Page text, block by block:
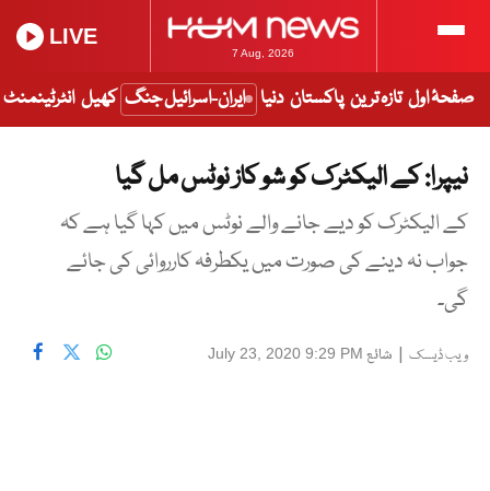
7 Aug, 2026
LIVE
صفحۂ اول تازہ ترین پاکستان دنیا ایران-اسرائیل جنگ کھیل انٹرٹینمنٹ
نیپرا: کے الیکٹرک کو شو کاز نوٹس مل گیا
کے الیکٹرک کو دیے جانے والے نوٹس میں کہا گیا ہے کہ
جواب نہ دینے کی صورت میں یکطرفہ کارروائی کی جائے
گی۔
ویب ڈیسک | شائع July 23, 2020 9:29 PM